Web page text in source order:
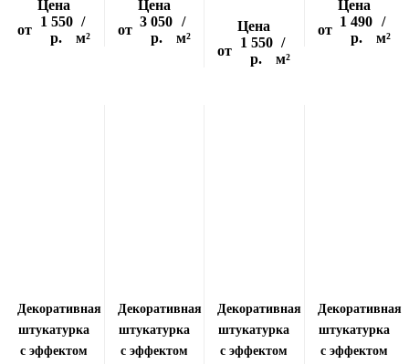
Цена
от
1 550
р.
/
м²
Цена
от
3 050
р.
/
м²
Цена
от
1 550
р.
/
м²
Цена
от
1 490
р.
/
м²
Декоративная
штукатурка
с эффектом
Декоративная
штукатурка
с эффектом
Декоративная
штукатурка
с эффектом
Декоративная
штукатурка
с эффектом